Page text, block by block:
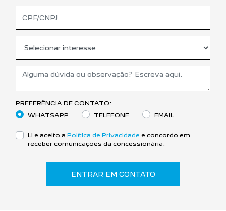
PREFERÊNCIA DE CONTATO:
WHATSAPP
TELEFONE EMAIL
Li e aceito a Política de Privacidade e concordo em
receber comunicações da concessionária.
ENTRAR EM CONTATO